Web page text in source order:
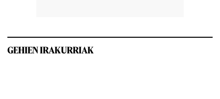
GEHIEN IRAKURRIAK